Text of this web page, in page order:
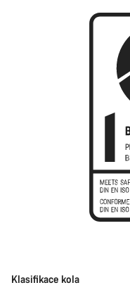
Klasifikace kola